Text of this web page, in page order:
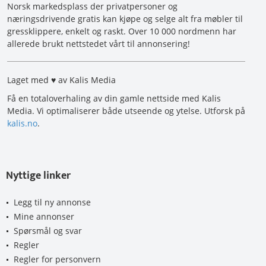
Norsk markedsplass der privatpersoner og
næringsdrivende gratis kan kjøpe og selge alt fra møbler til
gressklippere, enkelt og raskt. Over 10 000 nordmenn har
allerede brukt nettstedet vårt til annonsering!
Laget med ♥ av Kalis Media
Få en totaloverhaling av din gamle nettside med Kalis
Media. Vi optimaliserer både utseende og ytelse. Utforsk på
kalis.no.
Nyttige linker
Legg til ny annonse
Mine annonser
Spørsmål og svar
Regler
Regler for personvern